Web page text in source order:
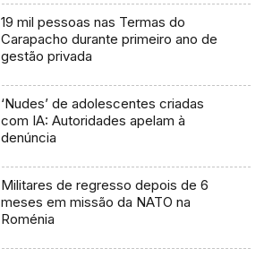
19 mil pessoas nas Termas do
Carapacho durante primeiro ano de
gestão privada
‘Nudes’ de adolescentes criadas
com IA: Autoridades apelam à
denúncia
Militares de regresso depois de 6
meses em missão da NATO na
Roménia